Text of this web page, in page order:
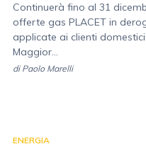
Continuerà fino al 31
offerte gas PLACET in
applicate ai clienti
Maggior...
di Paolo Marelli
ENERGIA